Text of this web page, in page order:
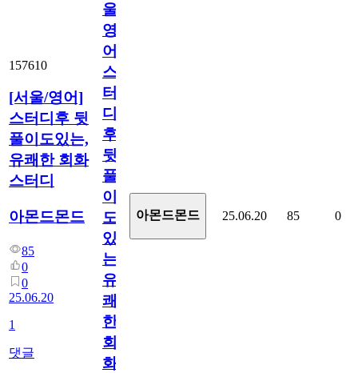
157610
[서울/영어]
스터디후 뒷
풀이도있는,
유쾌한 회화
스터디
아몬드몬드
85
0
0
25.06.20
1
댓글
울/
영
어]
스
터
디
후
뒷
풀
이
도
있
는,
유
쾌
한
회
화
아몬드몬드 25.06.20 85 0